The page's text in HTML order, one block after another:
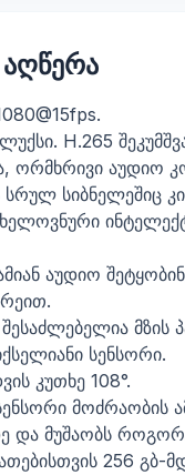
H.265
ორმხრივი აუდიო
სიბნელეშიც
აუდიო
მზის
სენსორი.
კუთხე 108°.
მოძრაობის
და მუშაობს
256 გბ-